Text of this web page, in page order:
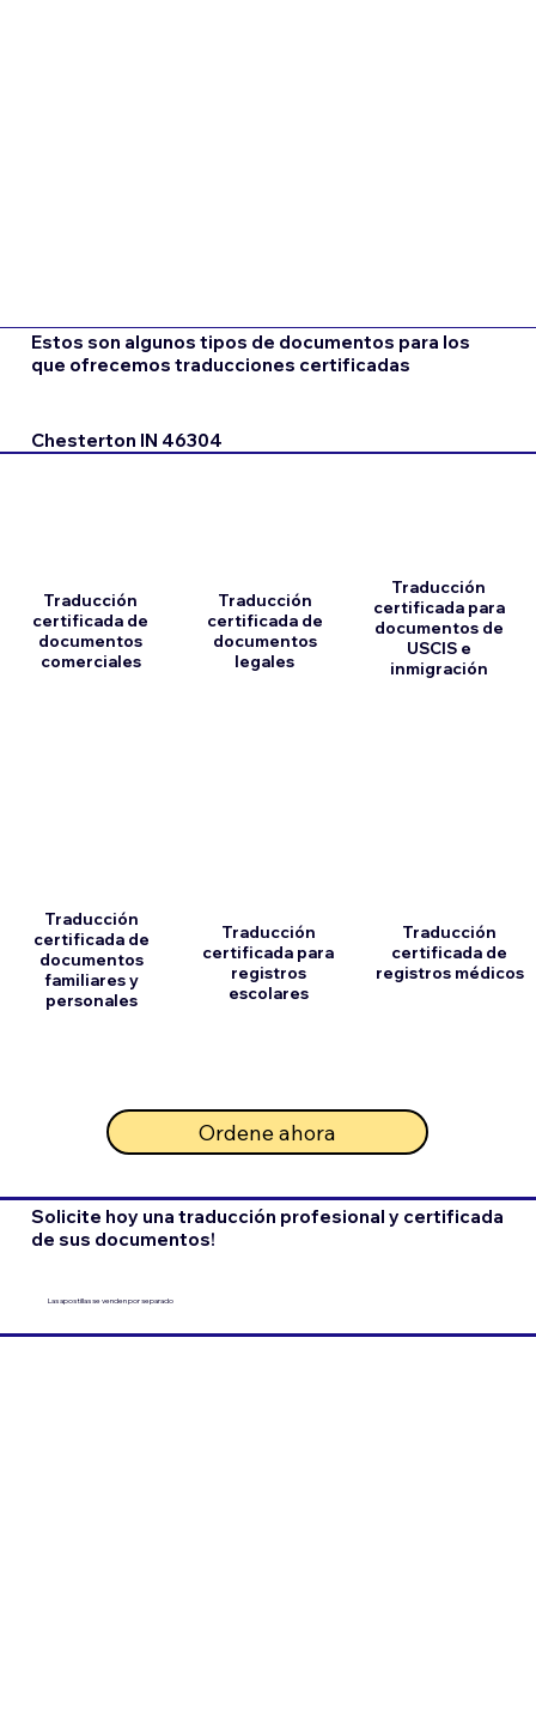
Estos son algunos tipos de documentos para los
que ofrecemos traducciones certificadas
Chesterton IN 46304
Traducción
certificada de
documentos
comerciales
Traducción
certificada de
documentos
familiares y
personales
Traducción
certificada de
documentos
legales
Traducción
certificada para
registros
escolares
Ordene ahora
Traducción
certificada para
documentos de
USCIS e
inmigración
Traducción
certificada de
registros médicos
Solicite hoy una traducción profesional y certificada
de sus documentos!
Las apostillas se venden por separado